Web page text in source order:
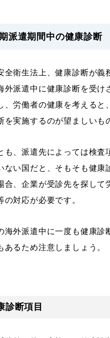
派遣期間中の健康診断
全衛生法上、健康診断が義
外派遣中に健康診断を受け
、労働者の健康を考える
を実施するのが望ましいも
も、派遣先によっては検
ない国だと、そもそも健康
合、企業が受診先を探して
の対応が必要です。
海外派遣中に一度も健康診
あるため注意しましょう。
診断項目